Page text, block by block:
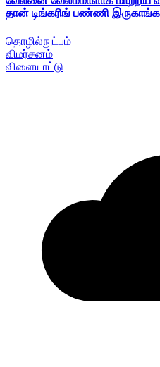
தான் டிங்கரிங் பண்ணி
தொழில்நுட்பம்
விமர்சனம்
விளையாட்டு